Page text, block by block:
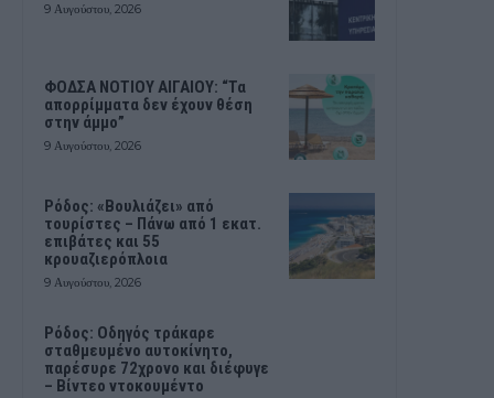
9 Αυγούστου, 2026
ΦΟΔΣΑ ΝΟΤΙΟΥ ΑΙΓΑΙΟΥ: “Τα
απορρίμματα δεν έχουν θέση
στην άμμο”
9 Αυγούστου, 2026
Ρόδος: «Βουλιάζει» από
τουρίστες – Πάνω από 1 εκατ.
επιβάτες και 55
κρουαζιερόπλοια
9 Αυγούστου, 2026
Ρόδος: Οδηγός τράκαρε
σταθμευμένο αυτοκίνητο,
παρέσυρε 72χρονο και διέφυγε
– Βίντεο ντοκουμέντο